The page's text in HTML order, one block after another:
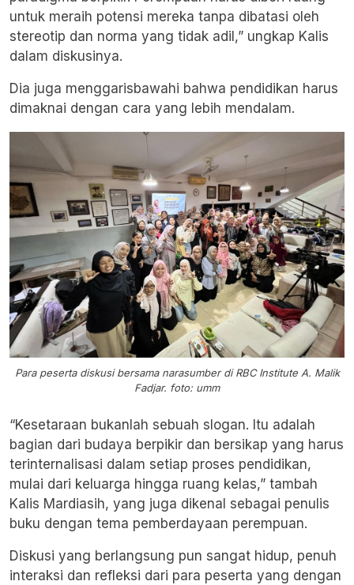
untuk meraih potensi mereka tanpa dibatasi oleh
stereotip dan norma yang tidak adil,” ungkap Kalis
dalam diskusinya.
Dia juga menggarisbawahi bahwa pendidikan harus
dimaknai dengan cara yang lebih mendalam.
Para peserta diskusi bersama narasumber di RBC Institute A. Malik
Fadjar. foto: umm
“Kesetaraan bukanlah sebuah slogan. Itu adalah
bagian dari budaya berpikir dan bersikap yang harus
terinternalisasi dalam setiap proses pendidikan,
mulai dari keluarga hingga ruang kelas,” tambah
Kalis Mardiasih, yang juga dikenal sebagai penulis
buku dengan tema pemberdayaan perempuan.
Diskusi yang berlangsung pun sangat hidup, penuh
interaksi dan refleksi dari para peserta yang dengan